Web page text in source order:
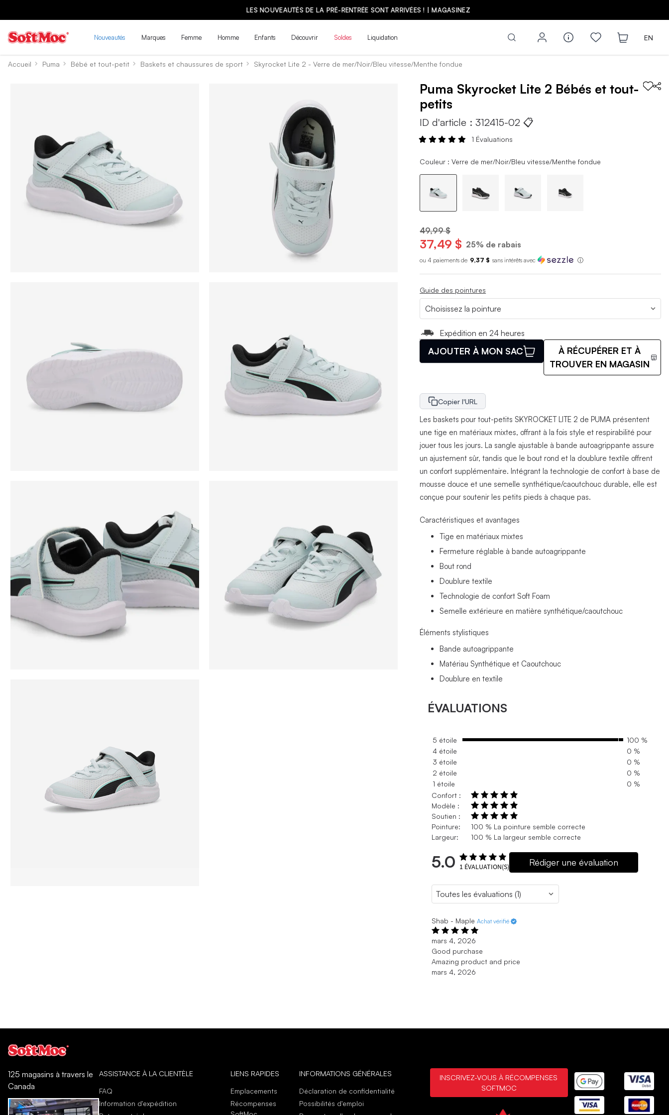
LES NOUVEAUTÉS DE LA PRÉ-RENTRÉE SONT ARRIVÉES ! | MAGASINEZ
Nouveautés Marques Femme Homme Enfants Découvrir Soldes Liquidation EN
Accueil Puma Bébé et tout-petit Baskets et chaussures de sport Skyrocket Lite 2 - Verre de mer/Noir/Bleu vitesse/Menthe fondue
Puma Skyrocket Lite 2 Bébés et tout-
petits
ID d'article :312415-02 📋
1 Évaluations
Couleur : Verre de mer/Noir/Bleu vitesse/Menthe fondue
49,99 $
37,49 $ 25% de rabais
ou 4 paiements de 9,37 $ sans intérêts avec ⓘ
Guide des pointures
Expédition en 24 heures
AJOUTER À MON SAC
À RÉCUPÉRER ET À
TROUVER EN MAGASIN
Copier l'URL
Les baskets pour tout-petits SKYROCKET LITE 2 de PUMA présentent
une tige en matériaux mixtes, offrant à la fois style et respirabilité pour
jouer tous les jours. La sangle ajustable à bande autoagrippante assure
un ajustement sûr, tandis que le bout rond et la doublure textile offrent
un confort supplémentaire. Intégrant la technologie de confort à base de
mousse douce et une semelle synthétique/caoutchouc durable, elle est
conçue pour soutenir les petits pieds à chaque pas.
Caractéristiques et avantages
Tige en matériaux mixtes
Fermeture réglable à bande autoagrippante
Bout rond
Doublure textile
Technologie de confort Soft Foam
Semelle extérieure en matière synthétique/caoutchouc
Éléments stylistiques
Bande autoagrippante
Matériau Synthétique et Caoutchouc
Doublure en textile
ÉVALUATIONS
5 étoile
100 %
4 étoile
0 %
3 étoile
0 %
2 étoile
0 %
1 étoile
0 %
Confort :
Modèle :
Soutien :
Pointure:
100 % La pointure semble correcte
Largeur:
100 % La largeur semble correcte
5.0 1 ÉVALUATION(S) Rédiger une évaluation
Shab - MapleAchat vérifié
mars 4, 2026
Good purchase
Amazing product and price
mars 4, 2026
125 magasins à travers le
Canada
ASSISTANCE À LA CLIENTÈLE
FAQ
Information d'expédition
LIENS RAPIDES
Emplacements
Récompenses
INFORMATIONS GÉNÉRALES
Déclaration de confidentialité
Possibilités d'emploi
INSCRIVEZ-VOUS À RÉCOMPENSES
SOFTMOC